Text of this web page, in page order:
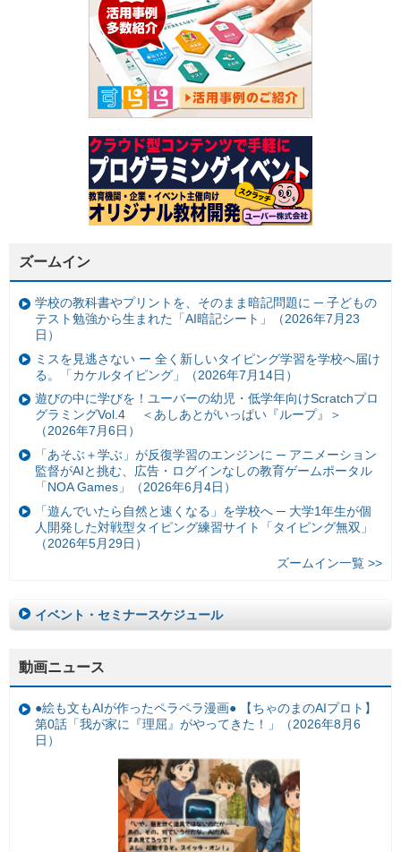
ズームイン
学校の教科書やプリントを、そのまま暗記問題に ─ 子どもの
テスト勉強から生まれた「AI暗記シート」（2026年7月23
日）
ミスを見逃さない ー 全く新しいタイピング学習を学校へ届け
る。「カケルタイピング」（2026年7月14日）
遊びの中に学びを！ユーバーの幼児・低学年向けScratchプロ
グラミングVol.4 ＜あしあとがいっぱい『ループ』＞
（2026年7月6日）
「あそぶ＋学ぶ」が反復学習のエンジンに ─ アニメーション
監督がAIと挑む、広告・ログインなしの教育ゲームポータル
「NOA Games」（2026年6月4日）
「遊んでいたら自然と速くなる」を学校へ ─ 大学1年生が個
人開発した対戦型タイピング練習サイト「タイピング無双」
（2026年5月29日）
ズームイン一覧 >>
イベント・セミナースケジュール
動画ニュース
●絵も文もAIが作ったペラペラ漫画● 【ちゃのまのAIプロト】
第0話「我が家に『理屈』がやってきた！」（2026年8月6
日）